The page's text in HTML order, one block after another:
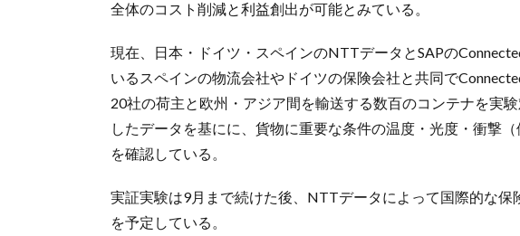
全体のコスト削減と利益創出が可能とみている。
現在、日本・ドイツ・スペインのNTTデータとSAPの
いるスペインの物流会社やドイツの保険会社と共同で
20社の荷主と欧州・アジア間を輸送する数百のコンテナを実
したデータを基にに、貨物に重要な条件の温度・光度・衝撃
を確認している。
実証実験は9月まで続けた後、NTTデータによって国際的な保
を予定している。